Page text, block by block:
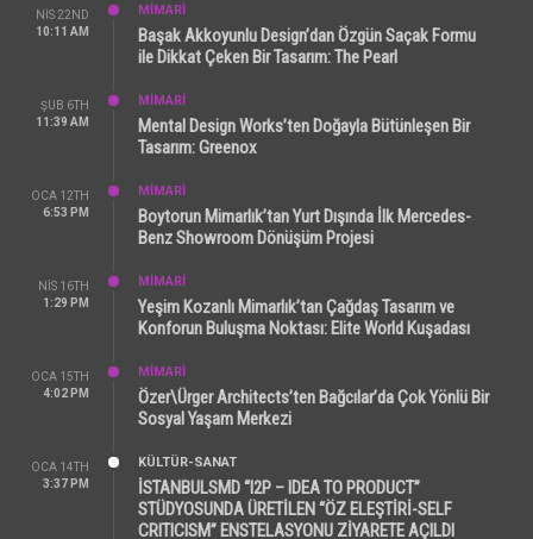
NIS 22ND
10:11 AM
MİMARİ
Başak Akkoyunlu Design’dan Özgün Saçak Formu
ile Dikkat Çeken Bir Tasarım: The Pearl
ŞUB 6TH
11:39 AM
MİMARİ
Mental Design Works’ten Doğayla Bütünleşen Bir
Tasarım: Greenox
OCA 12TH
6:53 PM
MİMARİ
Boytorun Mimarlık’tan Yurt Dışında İlk Mercedes-
Benz Showroom Dönüşüm Projesi
NIS 16TH
1:29 PM
MİMARİ
Yeşim Kozanlı Mimarlık’tan Çağdaş Tasarım ve
Konforun Buluşma Noktası: Elite World Kuşadası
OCA 15TH
4:02 PM
MİMARİ
Özer\Ürger Architects’ten Bağcılar’da Çok Yönlü Bir
Sosyal Yaşam Merkezi
OCA 14TH
3:37 PM
KÜLTÜR-SANAT
İSTANBULSMD “I2P – IDEA TO PRODUCT”
STÜDYOSUNDA ÜRETİLEN “ÖZ ELEŞTİRİ-SELF
CRITICISM” ENSTELASYONU ZİYARETE AÇILDI